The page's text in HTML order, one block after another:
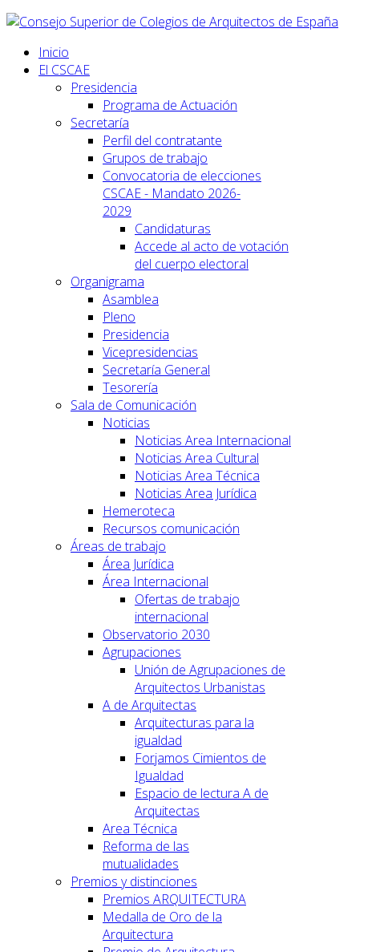
Inicio
El CSCAE
Presidencia
Programa de Actuación
Secretaría
Perfil del contratante
Grupos de trabajo
Convocatoria de elecciones
CSCAE - Mandato 2026-
2029
Candidaturas
Accede al acto de votación
del cuerpo electoral
Organigrama
Asamblea
Pleno
Presidencia
Vicepresidencias
Secretaría General
Tesorería
Sala de Comunicación
Noticias
Noticias Area Internacional
Noticias Area Cultural
Noticias Area Técnica
Noticias Area Jurídica
Hemeroteca
Recursos comunicación
Áreas de trabajo
Área Jurídica
Área Internacional
Ofertas de trabajo
internacional
Observatorio 2030
Agrupaciones
Unión de Agrupaciones de
Arquitectos Urbanistas
A de Arquitectas
Arquitecturas para la
igualdad
Forjamos Cimientos de
Igualdad
Espacio de lectura A de
Arquitectas
Area Técnica
Reforma de las
mutualidades
Premios y distinciones
Premios ARQUITECTURA
Medalla de Oro de la
Arquitectura